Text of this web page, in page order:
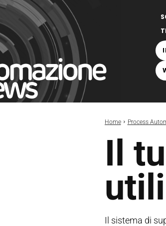
Home Process
Il
Il sistema di